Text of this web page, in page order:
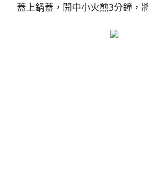
蓋上鍋蓋，開中小火煎3分鐘，